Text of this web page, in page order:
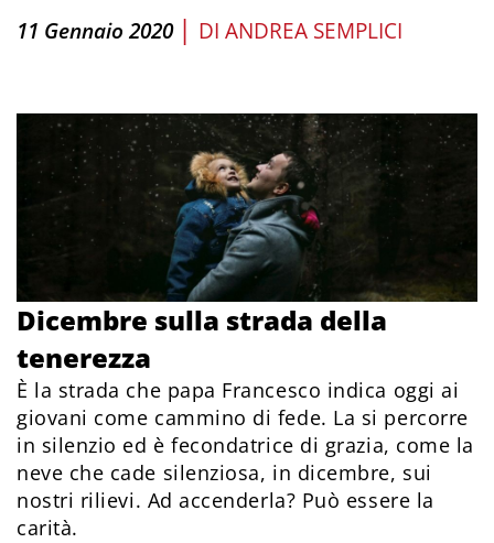
11 Gennaio 2020 | DI ANDREA SEMPLICI
Dicembre sulla strada della
tenerezza
È la strada che papa Francesco indica oggi ai
giovani come cammino di fede. La si percorre
in silenzio ed è fecondatrice di grazia, come la
neve che cade silenziosa, in dicembre, sui
nostri rilievi. Ad accenderla? Può essere la
carità.